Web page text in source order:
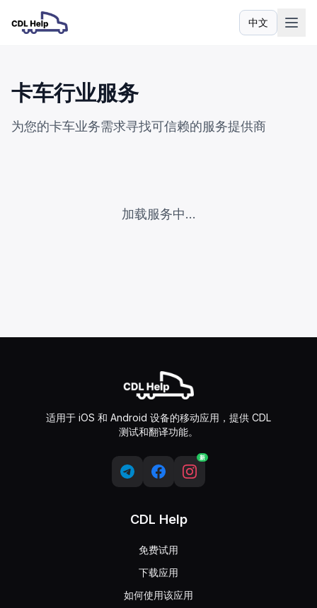
中文语言
卡车行业服务
为您的卡车业务需求寻找可信赖的服务提供商
加载服务中...
适用于 iOS 和 Android 设备的移动应用，提供 CDL
测试和翻译功能。
新
CDL Help
免费试用
下载应用
如何使用该应用